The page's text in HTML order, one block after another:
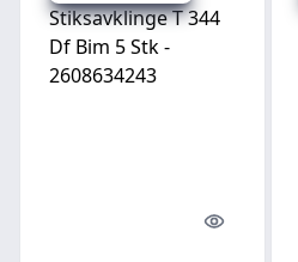
Quick look